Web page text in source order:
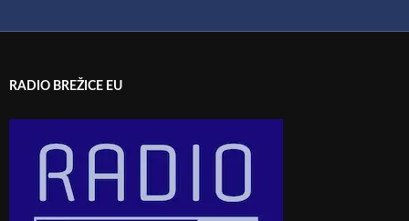
RADIO BREŽICE EU